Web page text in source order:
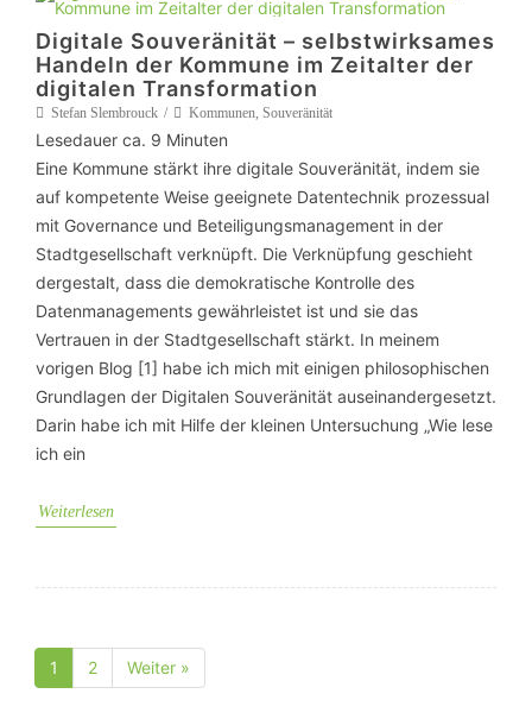
Digitale Souveränität – selbstwirksames
Handeln der Kommune im Zeitalter der
digitalen Transformation
Stefan Slembrouck Kommunen, Souveränität
Lesedauer ca. 9 Minuten
Eine Kommune stärkt ihre digitale Souveränität, indem sie
auf kompetente Weise geeignete Datentechnik prozessual
mit Governance und Beteiligungsmanagement in der
Stadtgesellschaft verknüpft. Die Verknüpfung geschieht
dergestalt, dass die demokratische Kontrolle des
Datenmanagements gewährleistet ist und sie das
Vertrauen in der Stadtgesellschaft stärkt. In meinem
vorigen Blog [1] habe ich mich mit einigen philosophischen
Grundlagen der Digitalen Souveränität auseinandergesetzt.
Darin habe ich mit Hilfe der kleinen Untersuchung „Wie lese
ich ein
Weiterlesen
Seite
1 Seite
2 Weiter »